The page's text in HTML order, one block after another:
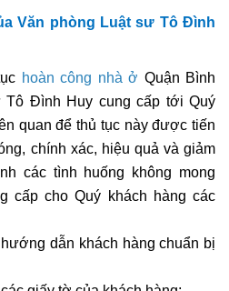
Văn phòng Luật sư Tô Đình
hoàn công nhà ở Quận Bình
Tô Đình Huy cung cấp tới Quý
quan để thủ tục này được tiến
chính xác, hiệu quả và giảm
các tình huống không mong
cấp cho Quý khách hàng các
dẫn khách hàng chuẩn bị